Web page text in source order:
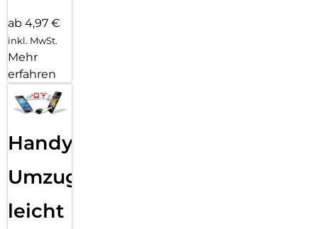
ab 4,97 €
inkl. MwSt.
Mehr
erfahren
Handy
Umzug
leicht